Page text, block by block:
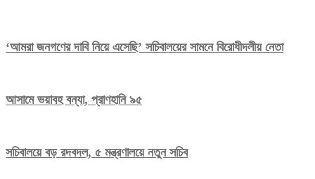
‘আমরা জনগণের দাবি নিয়ে এসেছি’ সচিবালয়ের সামনে বিরোধীদলীয় নেতা
আসামে ভয়াবহ বন্যা, প্রাণহানি ৯৫
সচিবালয়ে বড় রদবদল, ৫ মন্ত্রণালয়ে নতুন সচিব